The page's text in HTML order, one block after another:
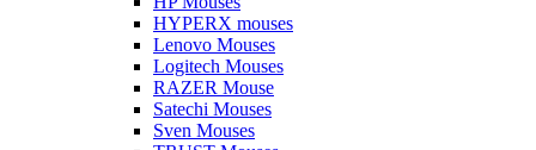
HYPERX mouses
Lenovo Mouses
Logitech Mouses
RAZER Mouse
Satechi Mouses
Sven Mouses